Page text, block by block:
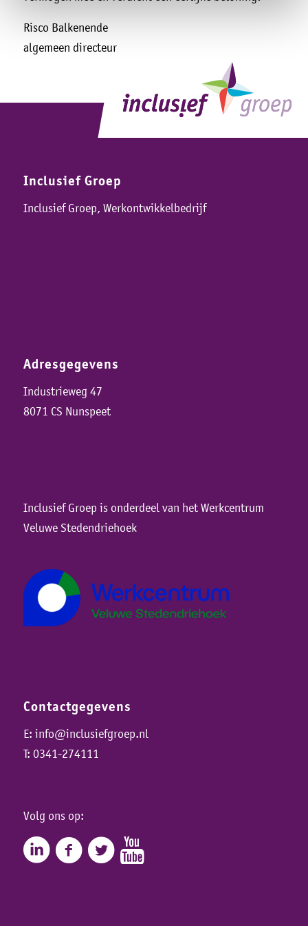
Risco Balkenende
algemeen directeur
Inclusief Groep
Inclusief Groep, Werkontwikkelbedrijf
Adresgegevens
Industrieweg 47
8071 CS Nunspeet
Inclusief Groep is onderdeel van het Werkcentrum
Veluwe Stedendriehoek
Contactgegevens
E: info@inclusiefgroep.nl
T: 0341-274111
Volg ons op: